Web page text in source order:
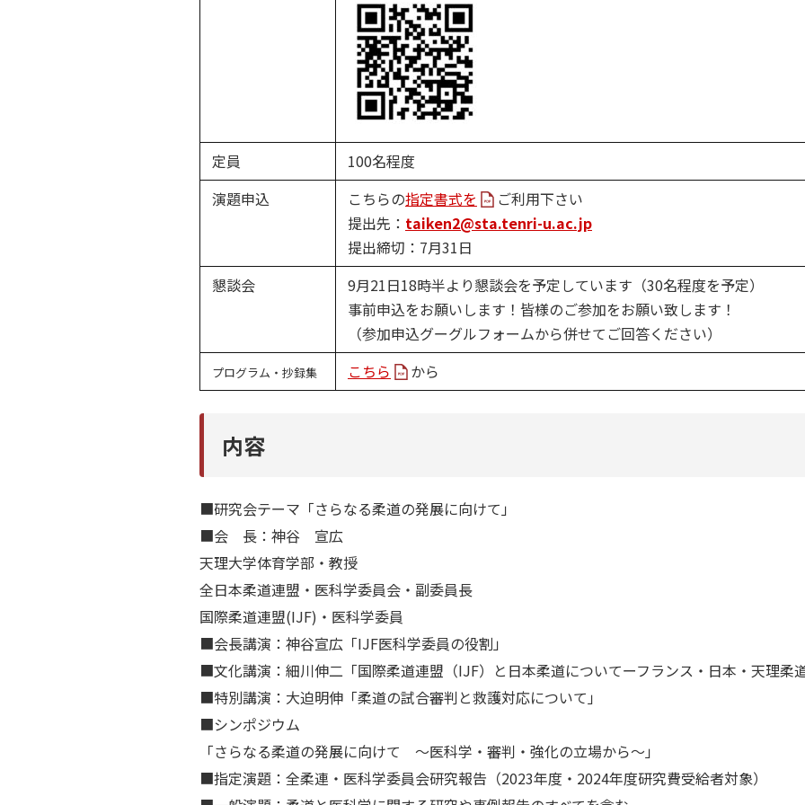
定員
100名程度
演題申込
こちらの指定書式を
ご利用下さい
提出先： taiken2@sta.tenri-u.ac.jp
提出締切：7月31日
懇談会
9月21日18時半より懇談会を予定しています（30名程度を予定）
事前申込をお願いします！皆様のご参加をお願い致します！
（参加申込グーグルフォームから併せてご回答ください）
プログラム・抄録集 こちら から
内容
■研究会テーマ「さらなる柔道の発展に向けて」
■会 長：神谷 宣広
天理大学体育学部・教授
全日本柔道連盟・医科学委員会・副委員長
国際柔道連盟(IJF)・医科学委員
■会長講演：神谷宣広「IJF医科学委員の役割」
■文化講演：細川伸二「国際柔道連盟（IJF）と日本柔道についてーフランス・日本・天理柔
■特別講演：大迫明伸「柔道の試合審判と救護対応について」
■シンポジウム
「さらなる柔道の発展に向けて ～医科学・審判・強化の立場から～」
■指定演題：全柔連・医科学委員会研究報告（2023年度・2024年度研究費受給者対象）